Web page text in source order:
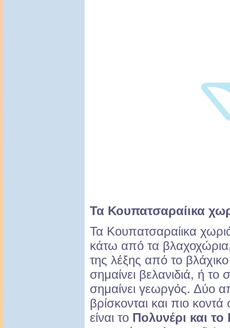
Τα Κουπατσαραίικα
Τα Κουπατσαραίικα
κάτω από τα
της λέξης από το
σημαίνει βελανιδιά, ή
σημαίνει γεωργός. Δύο
βρίσκονται και πιο
είναι το Πολυνέρι και